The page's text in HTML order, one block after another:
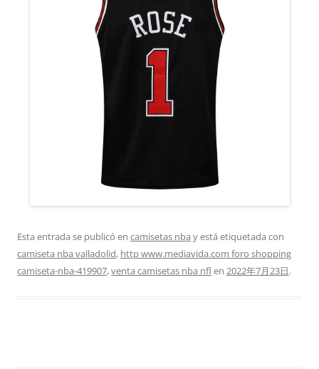
Esta entrada se publicó en camisetas nba y está etiquetada con
camiseta nba valladolid, http www.mediavida.com foro shopping
camiseta-nba-419907,venta camisetas nba nfl en 2022年7月23日.